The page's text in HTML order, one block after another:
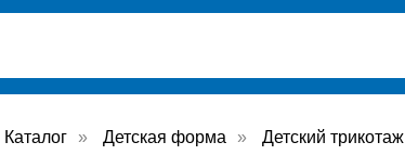
Каталог » Детская форма » Детский трикотаж